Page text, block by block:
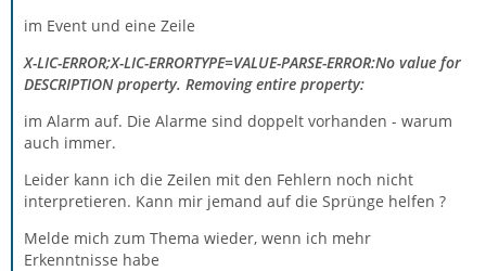
im Event und eine Zeile
X-LIC-ERROR;X-LIC-ERRORTYPE=VALUE-PARSE-ERROR:No value for
DESCRIPTION property. Removing entire property:
im Alarm auf. Die Alarme sind doppelt vorhanden - warum
auch immer.
Leider kann ich die Zeilen mit den Fehlern noch nicht
interpretieren. Kann mir jemand auf die Sprünge helfen ?
Melde mich zum Thema wieder, wenn ich mehr
Erkenntnisse habe